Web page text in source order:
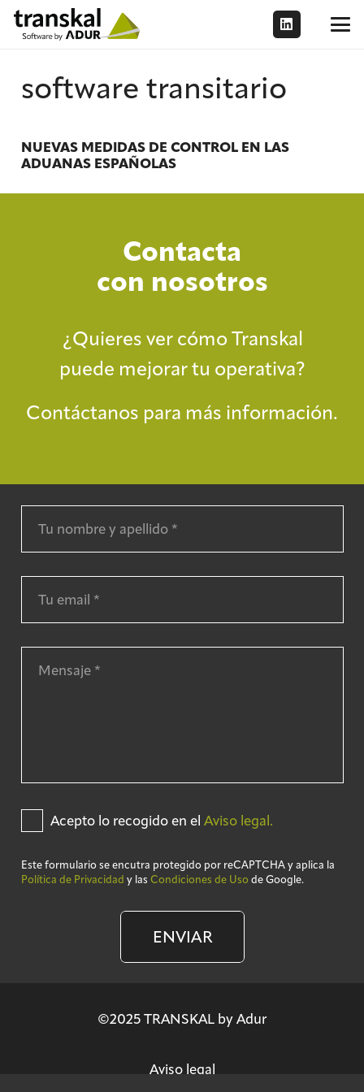
software transitario
NUEVAS MEDIDAS DE CONTROL EN LAS
ADUANAS ESPAÑOLAS
Contacta
con nosotros
¿Quieres ver cómo Transkal
puede mejorar tu operativa?
Contáctanos para más información.
Acepto lo recogido en el Aviso legal.
Este formulario se encutra protegido por reCAPTCHA y aplica la
Política de Privacidad y las Condiciones de Uso de Google.
ENVIAR
©2025 TRANSKAL by Adur
Aviso legal